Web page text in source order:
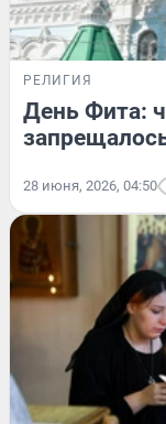
РЕЛИГИЯ
День Фита:
28 июня, 2026, 04:50